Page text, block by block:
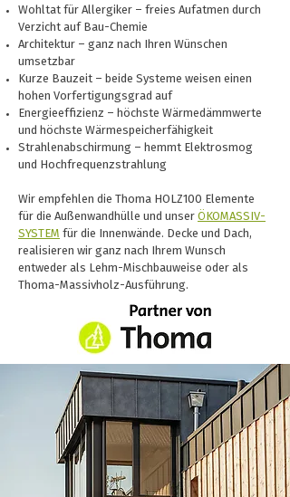
Wohltat für Allergiker – freies Aufatmen durch
Verzicht auf Bau-Chemie
Architektur – ganz nach Ihren Wünschen
umsetzbar
Kurze Bauzeit – beide Systeme weisen einen
hohen Vorfertigungsgrad auf
Energieeffizienz – höchste Wärmedämmwerte
und höchste Wärmespeicherfähigkeit
Strahlenabschirmung – hemmt Elektrosmog
und Hochfrequenzstrahlung
Wir empfehlen die Thoma HOLZ100 Elemente
für die Außenwandhülle und unser ÖKOMASSIV-
SYSTEM für die Innenwände. Decke und Dach,
realisieren wir ganz nach Ihrem Wunsch
entweder als Lehm-Mischbauweise oder als
Thoma-Massivholz-Ausführung.